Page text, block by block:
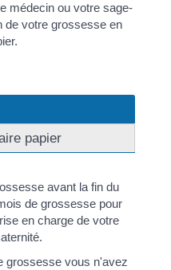
médecin ou votre sage-
de votre grossesse en
papier
avant la fin du
de grossesse pour
en charge de votre
grossesse vous n'avez